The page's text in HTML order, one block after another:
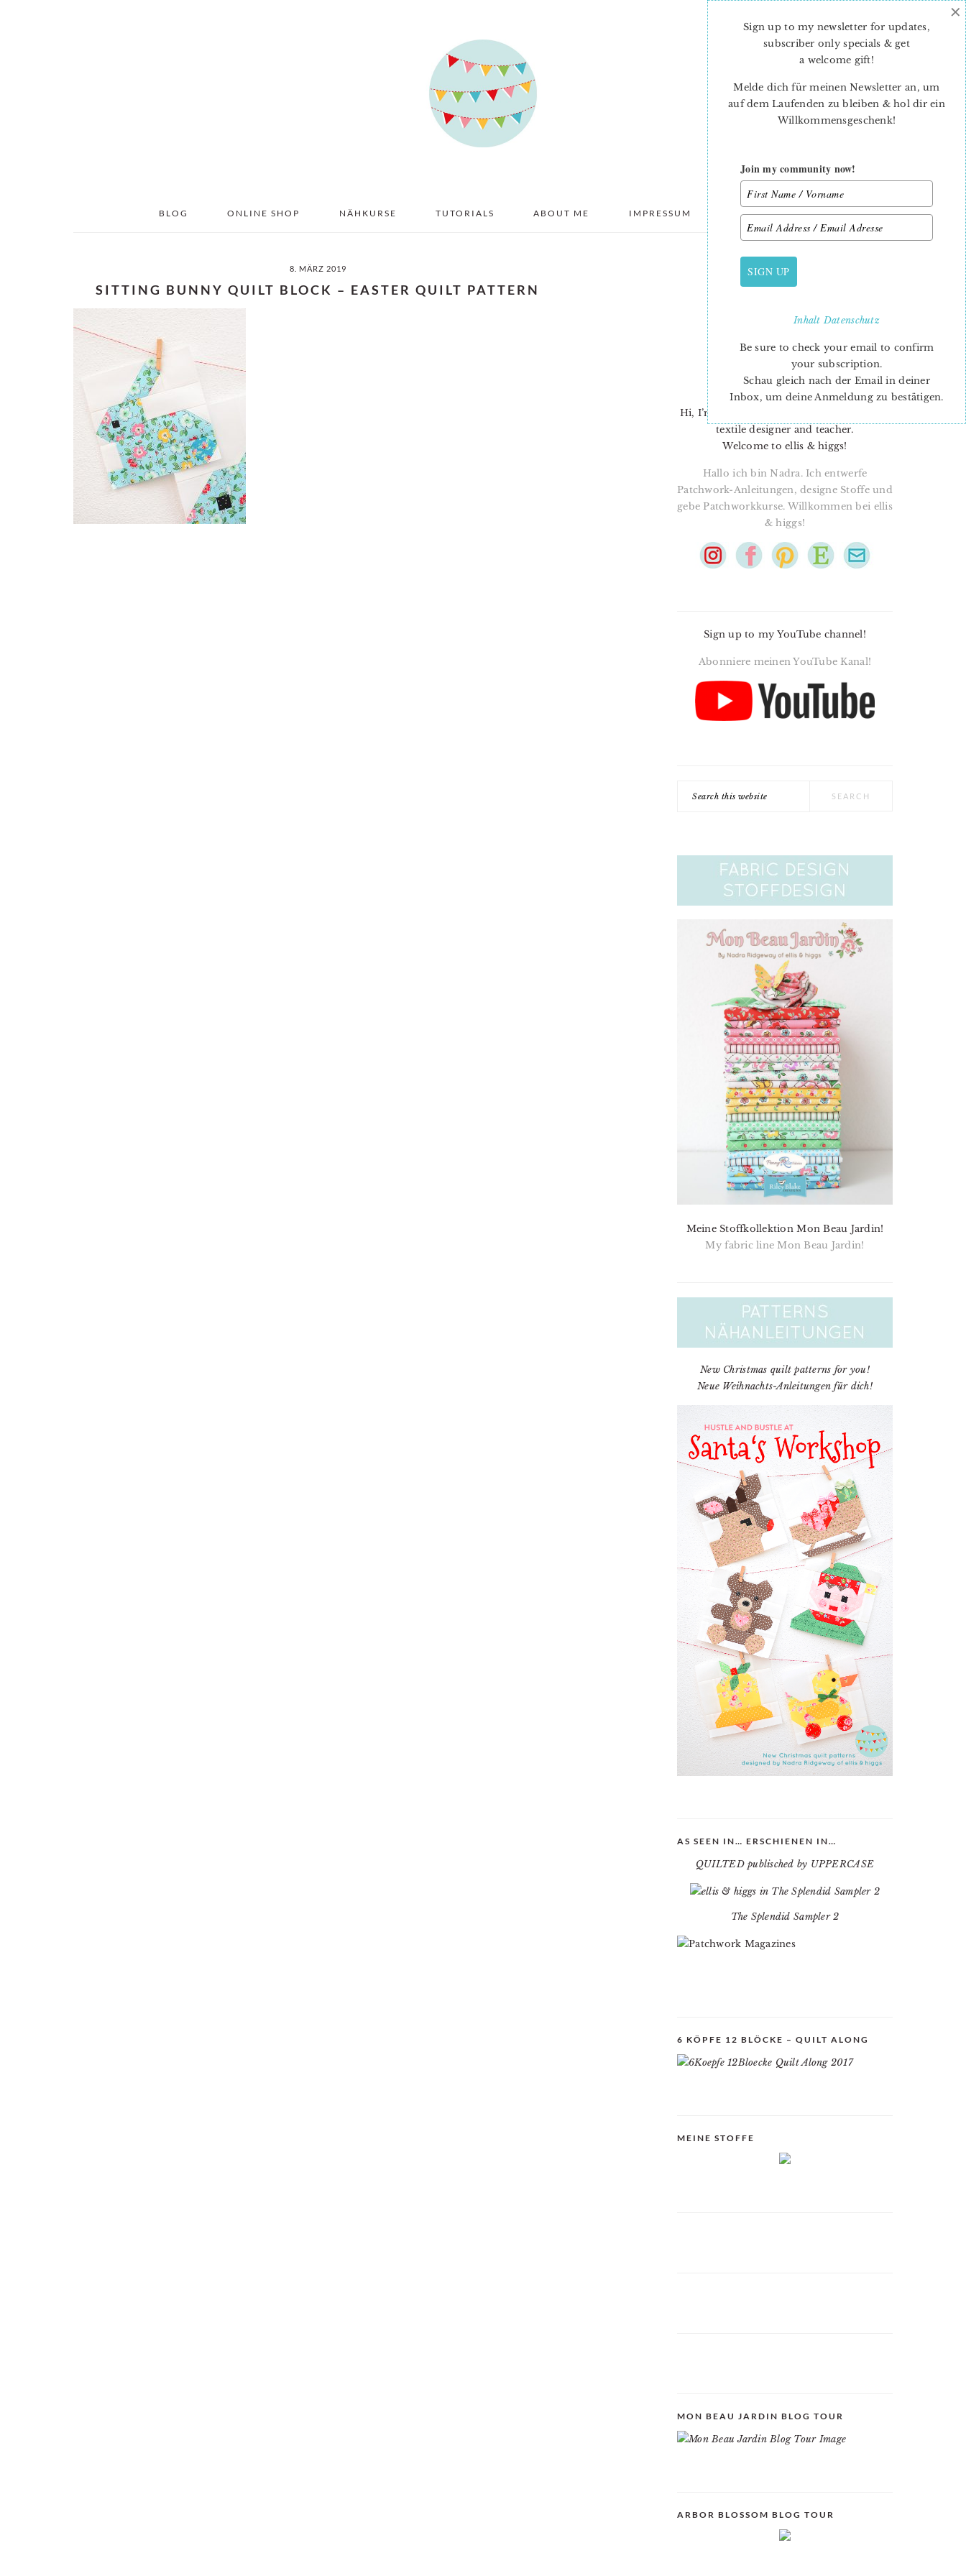
BLOG ONLINE SHOP NÄHKURSE TUTORIALS ABOUT ME IMPRESSUM DATENSCHUTZ
8. MÄRZ 2019
SITTING BUNNY QUILT BLOCK – EASTER QUILT PATTERN
PRIMARY
SIDEBAR
Hi, I’m Nadra. I’m a quilt pattern designer,
textile designer and teacher.
Welcome to ellis & higgs!
Hallo ich bin Nadra. Ich entwerfe
Patchwork-Anleitungen, designe Stoffe und
gebe Patchworkkurse. Willkommen bei ellis
& higgs!
Sign up to my YouTube channel!
Abonniere meinen YouTube Kanal!
Meine Stoffkollektion Mon Beau Jardin!
My fabric line Mon Beau Jardin!
New Christmas quilt patterns for you!
Neue Weihnachts-Anleitungen für dich!
AS SEEN IN… ERSCHIENEN IN…
QUILTED publisched by UPPERCASE
The Splendid Sampler 2
6 KÖPFE 12 BLÖCKE – QUILT ALONG
MEINE STOFFE
MON BEAU JARDIN BLOG TOUR
ARBOR BLOSSOM BLOG TOUR
Sign up to my newsletter for updates,
subscriber only specials & get
a welcome gift!
Melde dich für meinen Newsletter an, um
auf dem Laufenden zu bleiben & hol dir ein
Willkommensgeschenk!
Join my community now!
SIGN UP
InhaltDatenschutz
Be sure to check your email to confirm
your subscription.
Schau gleich nach der Email in deiner
Inbox, um deine Anmeldung zu bestätigen.
×